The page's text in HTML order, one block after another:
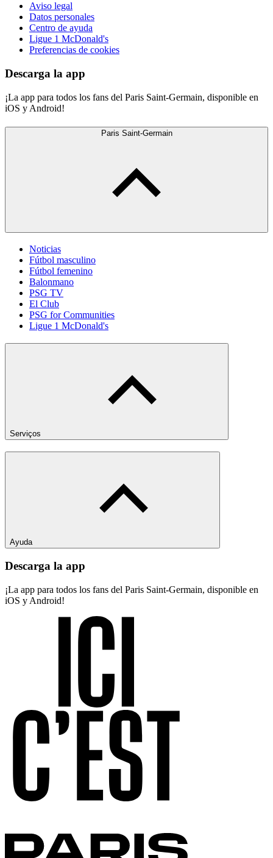
Aviso legal
Datos personales
Centro de ayuda
Ligue 1 McDonald's
Preferencias de cookies
Descarga la app
¡La app para todos los fans del Paris Saint-Germain, disponible en
iOS y Android!
Paris Saint-Germain
Noticias
Fútbol masculino
Fútbol femenino
Balonmano
PSG TV
El Club
PSG for Communities
Ligue 1 McDonald's
Serviços
Ayuda
Descarga la app
¡La app para todos los fans del Paris Saint-Germain, disponible en
iOS y Android!